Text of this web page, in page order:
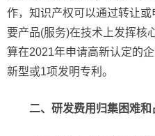
作，知识产权可以通过转让
要产品(服务)在技术上发挥核
算在2021年申请高新认定的
新型或1项发明专利。
二、研发费用归集困难和